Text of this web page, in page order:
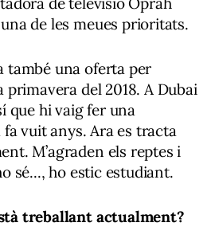
de les meues prioritats.
també una oferta per
del 2018. A Dubai
que hi vaig fer una
vuit anys. Ara es tracta
M’agraden els reptes i
sé..., ho estic estudiant.
treballant actualment?